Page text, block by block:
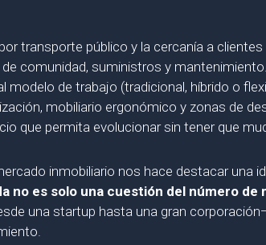
transporte público y la cercanía a
comunidad, suministros y mantenimiento.
modelo de trabajo (tradicional, híbrido o
mobiliario ergonómico y zonas de
que permita evolucionar sin tener que
inmobiliario nos hace destacar una
no es solo una cuestión del número
una startup hasta una gran